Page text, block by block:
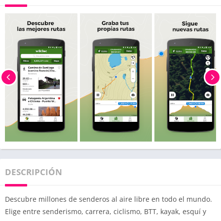
DESCRIPCIÓN
Descubre millones de senderos al aire libre en todo el mundo.
Elige entre senderismo, carrera, ciclismo, BTT, kayak, esquí y